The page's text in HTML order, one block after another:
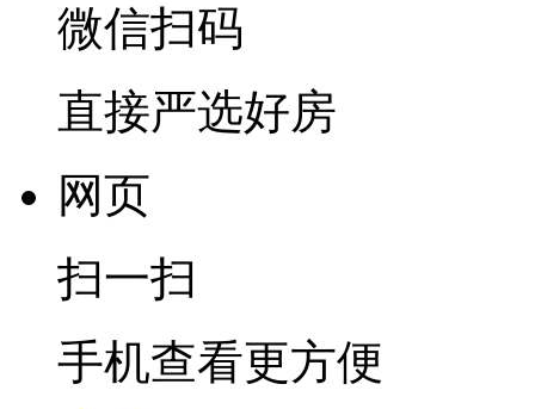
微信扫码
直接严选好房
网页
扫一扫
手机查看更方便